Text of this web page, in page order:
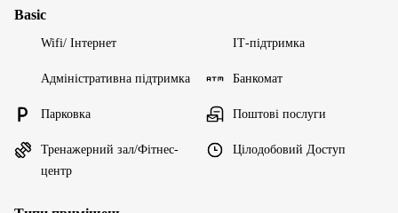
Basic
Wifi/ Інтернет ІТ-підтримка
Адміністративна підтримка Банкомат
Парковка Поштові послуги
Тренажерний зал/Фітнес-
центр
Цілодобовий Доступ